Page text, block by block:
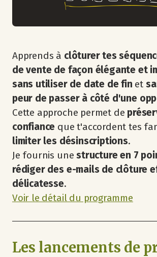
Apprends à clôturer tes
de vente de façon élégante et
sans utiliser de date de fin et
peur de passer à côté d'une
Cette approche permet de
confiance que t'accordent tes
limiter les désinscriptions.
Je fournis unestructure en 7
rédiger des e-mails de clôture
délicatesse.
​Voir le détail du programme
Les lancements de